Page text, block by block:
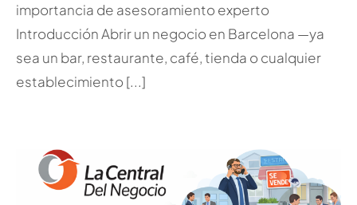
importancia de asesoramiento experto
Introducción Abrir un negocio en Barcelona —ya
sea un bar, restaurante, café, tienda o cualquier
establecimiento [...]